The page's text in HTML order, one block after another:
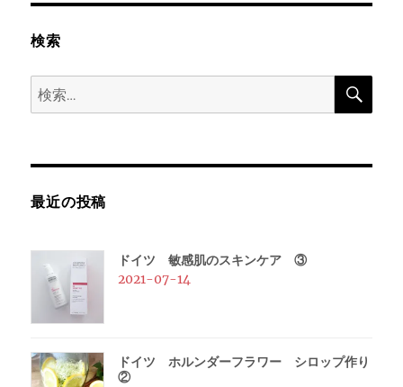
ョ
検索
検
索:
検
最近の投稿
ドイツ 敏感肌のスキンケア ③
2021-07-14
ドイツ ホルンダーフラワー シロップ作り
②